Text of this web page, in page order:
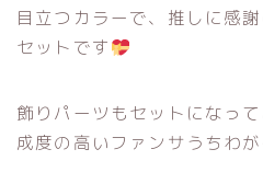
目立つカラーで、推しに感
セットです
飾りパーツもセットになっ
成度の高いファンサうちわが